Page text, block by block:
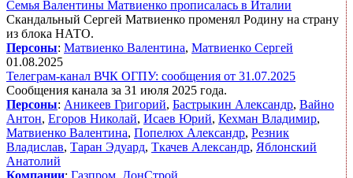
Семья Валентины Матвиенко прописалась в Италии
Скандальный Сергей Матвиенко променял Родину на страну
из блока НАТО.
Персоны: Матвиенко Валентина, Матвиенко Сергей
01.08.2025
Телеграм-канал ВЧК ОГПУ: сообщения от 31.07.2025
Сообщения канала за 31 июля 2025 года.
Персоны: Аникеев Григорий, Бастрыкин Александр, Вайно
Антон, Егоров Николай, Исаев Юрий, Кехман Владимир,
Матвиенко Валентина, Попелюх Александр, Резник
Владислав, Таран Эдуард, Ткачев Александр, Яблонский
Анатолий
Компании: Газпром, ДонСтрой